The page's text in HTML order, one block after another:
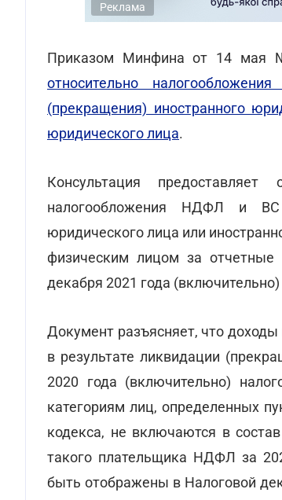
Реклама
Приказом Минфина от 14 мая
относительно
(прекращения) иностранного
юридического лица.
Консультация
налогообложения НДФЛ и ВС
юридического лица или
физическим лицом за
декабря 2021 года
Документ разъясняет, что
в результате ликвидации
2020 года (включительно)
категориям лиц, определенных
кодекса, не включаются в
такого плательщика НДФЛ за
быть отображены в Налоговой